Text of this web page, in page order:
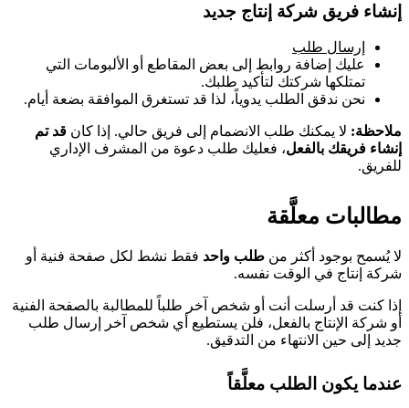
إنشاء فريق شركة إنتاج جديد
إرسال طلب
عليك إضافة روابط إلى بعض المقاطع أو الألبومات التي
تمتلكها شركتك لتأكيد طلبك.
نحن ندقق الطلب يدوياً، لذا قد تستغرق الموافقة بضعة أيام.
ملاحظة: لا يمكنك طلب الانضمام إلى فريق حالي. إذا كان قد تم
إنشاء فريقك بالفعل، فعليك طلب دعوة من المشرف الإداري
للفريق.
مطالبات معلَّقة
لا يُسمح بوجود أكثر من طلب واحد فقط نشط لكل صفحة فنية أو
شركة إنتاج في الوقت نفسه.
إذا كنت قد أرسلت أنت أو شخص آخر طلباً للمطالبة بالصفحة الفنية
أو شركة الإنتاج بالفعل، فلن يستطيع أي شخص آخر إرسال طلب
جديد إلى حين الانتهاء من التدقيق.
عندما يكون الطلب معلَّقاً